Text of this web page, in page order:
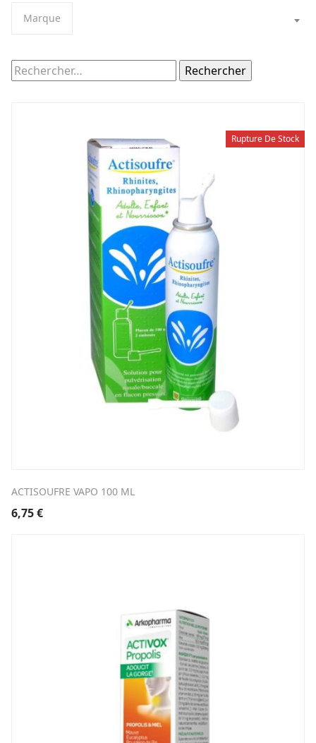
Marque
Rechercher :
Rupture De Stock
ACTISOUFRE VAPO 100 ML
6,75€